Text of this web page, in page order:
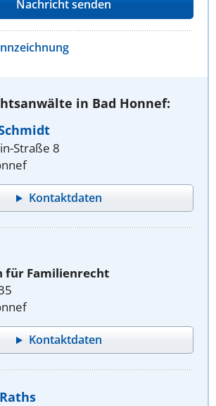
in Bad Honnef:
Straße 8
Kontaktdaten
für Familienrecht
Kontaktdaten